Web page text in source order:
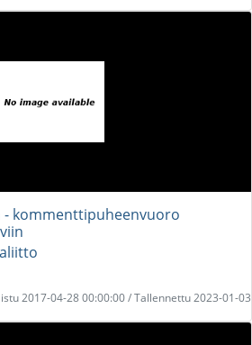
- kommenttipuheenvuoro
2017-04-28 00:00:00 / Tallennettu 2023-01-03